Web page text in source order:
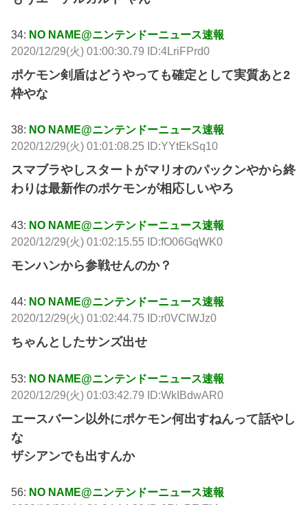
34: NO NAME@ニンテンドーニュース速報
2020/12/29(火) 01:00:30.79 ID:4LriFPrd0
ポケモン剣盾はどうやっても確定として実質あと2
枠やな
38: NO NAME@ニンテンドーニュース速報
2020/12/29(火) 01:01:08.25 ID:YYtEkSq10
スマブラやしスタートがマリオのパックンやから終
わりは最新作のポケモンが相応しいやろ
43: NO NAME@ニンテンドーニュース速報
2020/12/29(火) 01:02:15.55 ID:fO06GqWK0
モンハンから参戦せんのか？
44: NO NAME@ニンテンドーニュース速報
2020/12/29(火) 01:02:44.75 ID:r0VCIWJz0
ちゃんとしたサンズ出せ
53: NO NAME@ニンテンドーニュース速報
2020/12/29(火) 01:03:42.79 ID:WkIBdwAR0
エースバーン以外にポケモン何出すねんって話やし
な
ザシアンでも出すんか
56: NO NAME@ニンテンドーニュース速報